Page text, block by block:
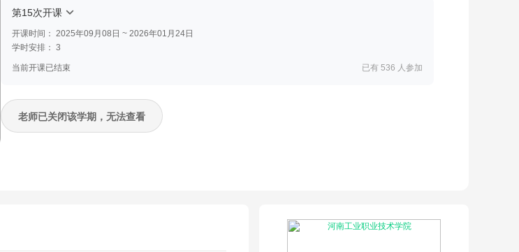
第15次开课
开课时间： 2025年09月08日 ~ 2026年01月24日
学时安排： 3
当前开课已结束 已有 536 人参加
老师已关闭该学期，无法查看